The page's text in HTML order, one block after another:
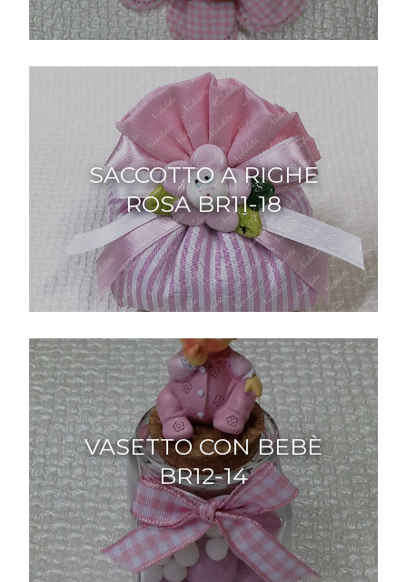
SACCOTTO A RIGHE
ROSA BR11-18
VASETTO CON BEBÈ
BR12-14